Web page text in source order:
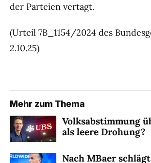
der Parteien vertagt.
(Urteil 7B_1154/2024 des
2.10.25)
Mehr zum Thema
Volksabstimmung
als leere Drohung?
Nach MBaer